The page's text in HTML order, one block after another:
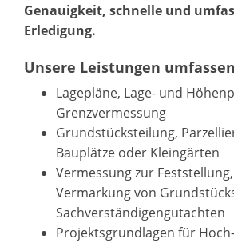
Genauigkeit, schnelle und
Erledigung.
Unsere Leistungen
Lagepläne, Lage- und
Grenzvermessung
Grundstücksteilung,
Bauplätze oder Kleingärten
Vermessung zur
Vermarkung von
Sachverständigengutachten
Projektsgrundlagen für